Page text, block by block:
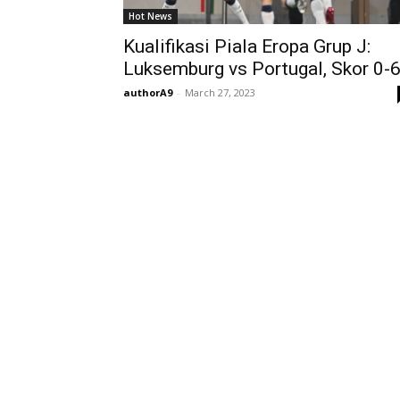
Hot News
Kualifikasi Piala Eropa Grup J:
Luksemburg vs Portugal, Skor 0-6
authorA9 - March 27, 2023